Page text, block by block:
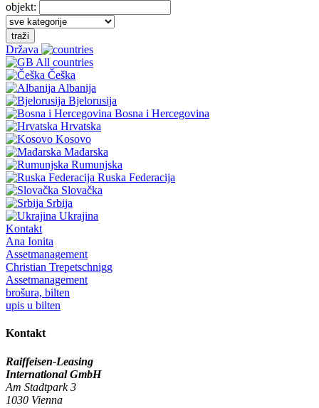
objekt:
traži
Država
All countries
Češka
Albanija
Bjelorusija
Bosna i Hercegovina
Hrvatska
Kosovo
Mađarska
Rumunjska
Ruska Federacija
Slovačka
Srbija
Ukrajina
Kontakt
Ana Ionita
Assetmanagement
Christian Trepetschnigg
Assetmanagement
brošura, bilten
upis u bilten
Kontakt
Raiffeisen-Leasing
International GmbH
Am Stadtpark 3
1030 Vienna